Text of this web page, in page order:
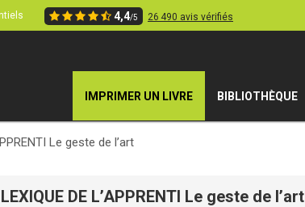
4,4/5 26 490 avis vérifiés
IMPRIMER UN LIVRE BIBLIOTHÈQUE
Le geste de l’art
LEXIQUE DE L’APPRENTI Le geste de l’art